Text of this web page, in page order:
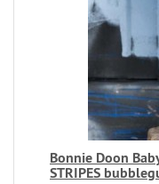
Bonnie Doon
STRIPES